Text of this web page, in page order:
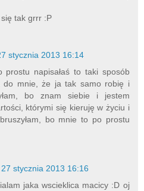
tak grrr :P
stycznia 2013 16:14
napisałaś to taki sposób
do mnie, że ja tak samo robię i
bo znam siebie i jestem
którymi się kieruję w życiu i
bo mnie to po prostu
27 stycznia 2013 16:16
jaka wscieklica macicy :D oj